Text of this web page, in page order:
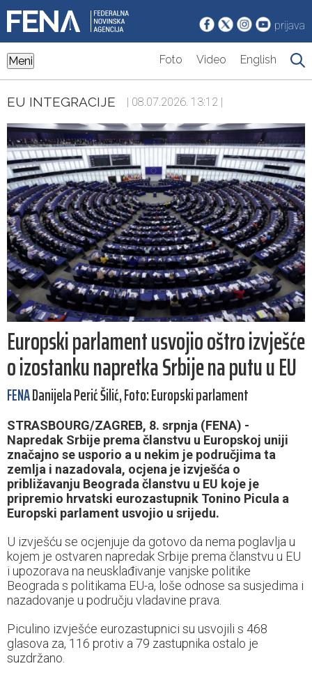
prijava
Meni Foto Video English
EU INTEGRACIJE | 08.07.2026. 13:12 |
Europski parlament usvojio oštro izvješće
o izostanku napretka Srbije na putu u EU
FENADanijela Perić Šilić, Foto: Europski parlament
STRASBOURG/ZAGREB, 8. srpnja (FENA) -
Napredak Srbije prema članstvu u Europskoj uniji
značajno se usporio a u nekim je područjima ta
zemlja i nazadovala, ocjena je izvješća o
približavanju Beograda članstvu u EU koje je
pripremio hrvatski eurozastupnik Tonino Picula a
Europski parlament usvojio u srijedu.
U izvješću se ocjenjuje da gotovo da nema poglavlja u
kojem je ostvaren napredak Srbije prema članstvu u EU
i upozorava na neusklađivanje vanjske politike
Beograda s politikama EU-a, loše odnose sa susjedima i
nazadovanje u području vladavine prava.
Piculino izvješće eurozastupnici su usvojili s 468
glasova za, 116 protiv a 79 zastupnika ostalo je
suzdržano.